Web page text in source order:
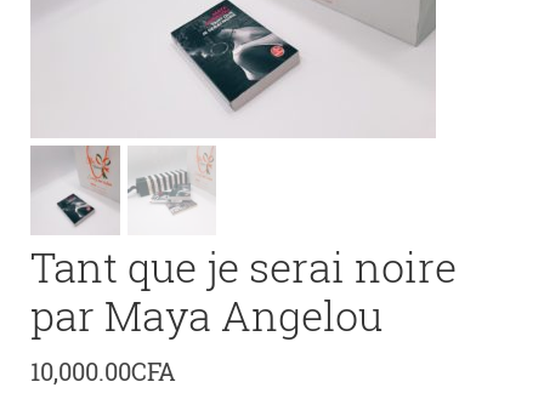
Tant que je serai noire
par Maya Angelou
10,000.00CFA